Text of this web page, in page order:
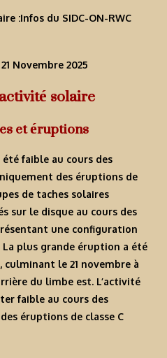
:Infos du SIDC-ON-RWC
Novembre 2025
solaire
et éruptions
faible au cours des
des éruptions de
de taches solaires
sur le disque au cours des
une configuration
plus grande éruption a été
culminant le 21 novembre à
du limbe est. L’activité
faible au cours des
éruptions de classe C